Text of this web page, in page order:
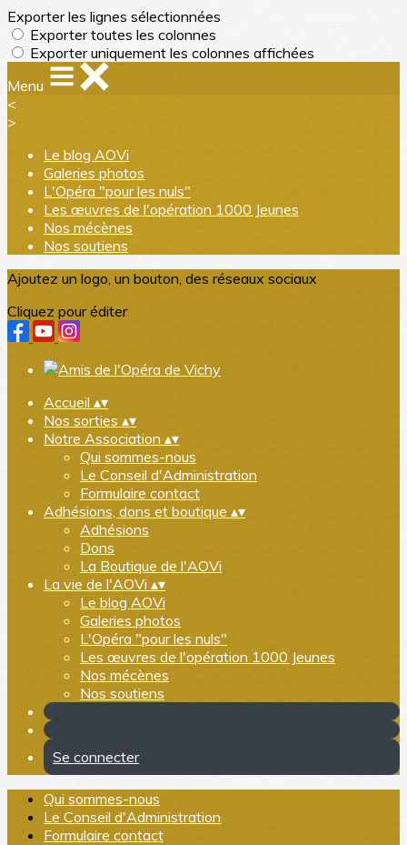
Exporter les lignes sélectionnées
Exporter toutes les colonnes
Exporter uniquement les colonnes affichées
Menu
<
>
Le blog AOVi
Galeries photos
L'Opéra "pour les nuls"
Les œuvres de l'opération 1000 Jeunes
Nos mécènes
Nos soutiens
Ajoutez un logo, un bouton, des réseaux sociaux
Cliquez pour éditer
Accueil ▴▾
Nos sorties ▴▾
Notre Association ▴▾
Qui sommes-nous
Le Conseil d'Administration
Formulaire contact
Adhésions, dons et boutique ▴▾
Adhésions
Dons
La Boutique de l'AOVi
La vie de l'AOVi ▴▾
Le blog AOVi
Galeries photos
L'Opéra "pour les nuls"
Les œuvres de l'opération 1000 Jeunes
Nos mécènes
Nos soutiens
Se connecter
Qui sommes-nous
Le Conseil d'Administration
Formulaire contact